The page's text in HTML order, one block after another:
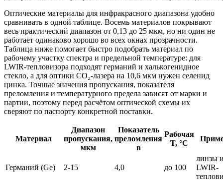
Оптические материалы для инфракрасного диапазона удобно
сравнивать в одной таблице. Восемь материалов покрывают
весь практический диапазон от 0,13 до 25 мкм, но ни один не
работает одинаково хорошо во всех окнах прозрачности.
Таблица ниже помогает быстро подобрать материал по
рабочему участку спектра и предельной температуре: для
LWIR-тепловизора подходят германий и халькогенидное
стекло, а для оптики CO₂-лазера на 10,6 мкм нужен селенид
цинка. Точные значения пропускания, показателя
преломления и температурного предела зависят от марки и
партии, поэтому перед расчётом оптической схемы их
сверяют по паспорту конкретной поставки.
Материал
Диапазон
пропускания,
мкм
Показатель
преломления
n
Рабочая
T, °C
Германий (Ge) 2-15 4,0 до 100
линзы
LWIR-